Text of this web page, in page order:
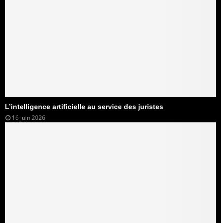
L’intelligence artificielle au service des juristes
16 juin 2026